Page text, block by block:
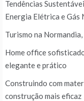
Tendências
Energia Elétrica e Gás
Turismo na
Home office
elegante e prático
Construindo com
construção mais eficaz